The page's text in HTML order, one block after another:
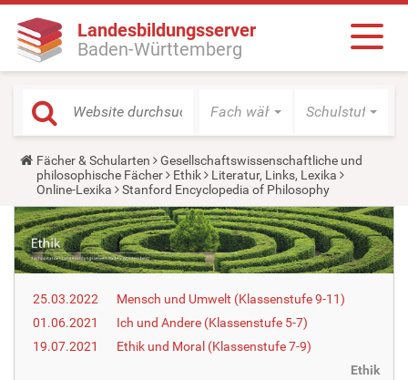
Landesbildungsserver
Baden-Württemberg
Fach wählen Schulstufe
Y
o
u
a
r
e
h
e
r
:
Fächer & Schularten
Gesellschaftswissenschaftliche und
philosophische Fächer
Ethik
Literatur, Links, Lexika
Online-Lexika
Stanford Encyclopedia of Philosophy
25.03.2022
Mensch und Umwelt (Klassenstufe 9-11)
01.06.2021
Ich und Andere (Klassenstufe 5-7)
19.07.2021
Ethik und Moral (Klassenstufe 7-9)
Ethik